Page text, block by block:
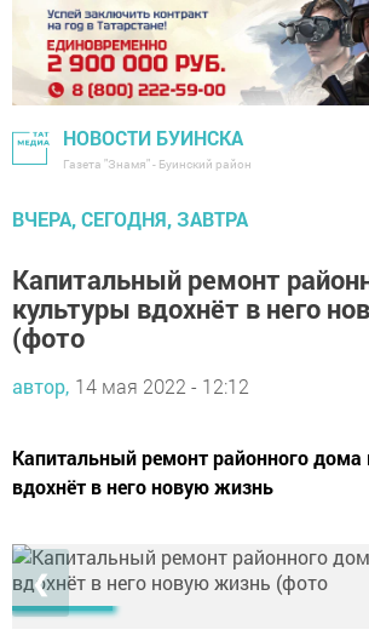
НОВОСТИ БУИНСКА
Газета "Знамя" - Буинский район
ВЧЕРА, СЕГОДНЯ, ЗАВТРА
Капитальный ремонт
культуры вдохнёт в него
(фото
автор, 14 мая 2022 - 12:12
Капитальный ремонт районного дома
вдохнёт в него новую жизнь
❮